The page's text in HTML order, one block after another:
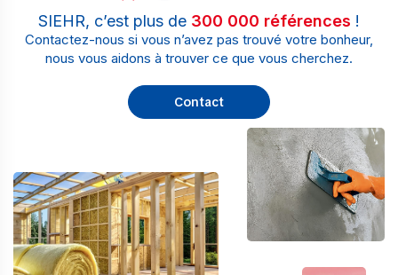
SIEHR, c’est plus de 300 000 références !
Contactez-nous si vous n’avez pas trouvé votre bonheur,
nous vous aidons à trouver ce que vous cherchez.
Contact